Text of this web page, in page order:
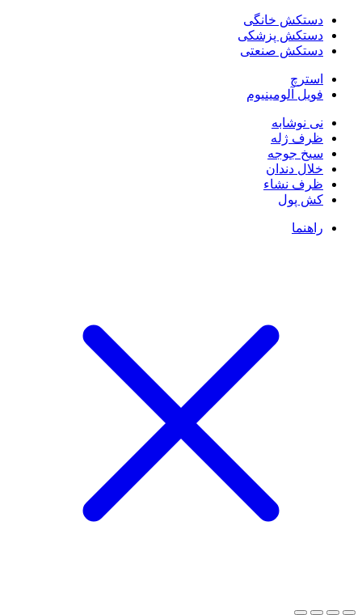
دستکش خانگی
دستکش پزشکی
دستکش صنعتی
استرچ
فویل آلومینیوم
نی نوشابه
ظرف ژله
سیخ جوجه
خلال دندان
ظرف نشاء
کش پول
راهنما